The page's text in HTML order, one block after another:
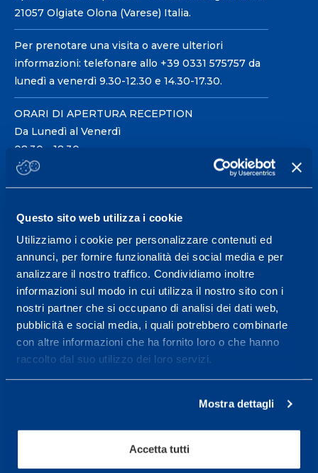
Questo sito web utilizza i cookie
Utilizziamo i cookie per personalizzare contenuti ed
annunci, per fornire funzionalità dei social media e per
analizzare il nostro traffico. Condividiamo inoltre
informazioni sul modo in cui utilizza il nostro sito con i
nostri partner che si occupano di analisi dei dati web,
pubblicità e social media, i quali potrebbero combinarle
con altre informazioni che ha fornito loro o che hanno
raccolto dal suo utilizzo dei loro servizi.
Mostra dettagli
Accetta tutti
21057 Olgiate Olona (Varese) Italia.
Per prenotare una visita o avere ulteriori
informazioni: telefonare allo +39 0331 575757 da
lunedì a venerdì 9.30-12.30 e 14.30-17.30.
ORARI DI APERTURA RECEPTION
Da Lunedì al Venerdì
08.30 - 18.30
Centro servizi per l'alta
prestazione ed il
wellness.
Maggiori informazioni
Servizi
Servizi Medici
Test di valutazione